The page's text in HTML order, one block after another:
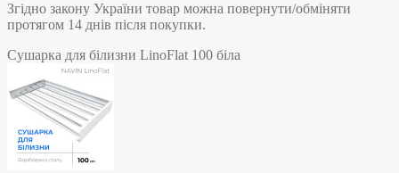
Згідно закону України товар можна повернути/обміняти
протягом 14 днів після покупки.
Сушарка для білизни LinoFlat 100 біла